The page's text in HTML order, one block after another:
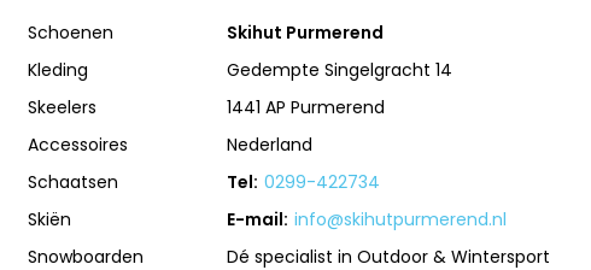
Schoenen
Kleding
Skeelers
Accessoires
Schaatsen
Skiën
Snowboarden
Skihut Purmerend
Gedempte Singelgracht 14
1441 AP Purmerend
Nederland
Tel: 0299-422734
E-mail: info@skihutpurmerend.nl
Dé specialist in Outdoor & Wintersport